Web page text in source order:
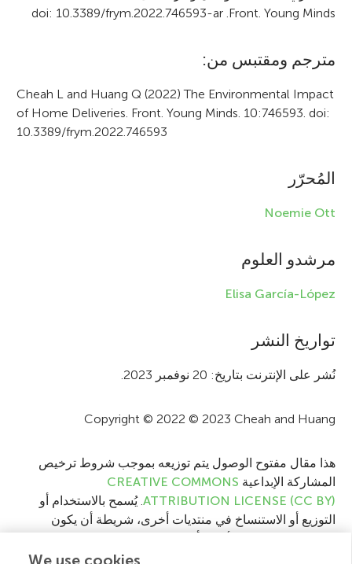
c
e
n
r
t
i
n
Front. Young Minds
.
doi: 10.3389/frym.2022.746593-ar
مترجم ومقتبس من:
Cheah L and Huang Q (2022) The Environmental Impact
of Home Deliveries. Front. Young Minds. 10:746593. doi:
10.3389/frym.2022.746593
المُحرّر
Noemie Ott
مرشدو العلوم
Elisa García-López
تواريخ النشر
نُشر على الإنترنت بتاريخ: 20 نوفمبر 2023.
Copyright © 2022 © 2023 Cheah and Huang
هذا مقال مفتوح الوصول يتم توزيعه بموجب شروط ترخيص
المشاركة الإبداعية CREATIVE COMMONS
ATTRIBUTION LICENSE (CC BY). يُسمح بالاستخدام أو
التوزيع أو الاستنساخ في منتديات أخرى، شريطة أن يكون
وأن يتم الرجوع إلى المنشور الأصلي في هذه المجلة وفقًا